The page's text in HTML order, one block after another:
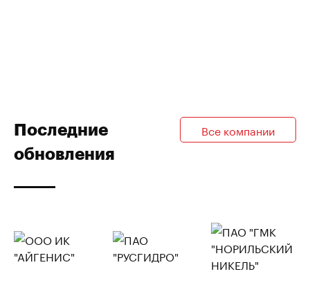
Последние
обновления
Все компании